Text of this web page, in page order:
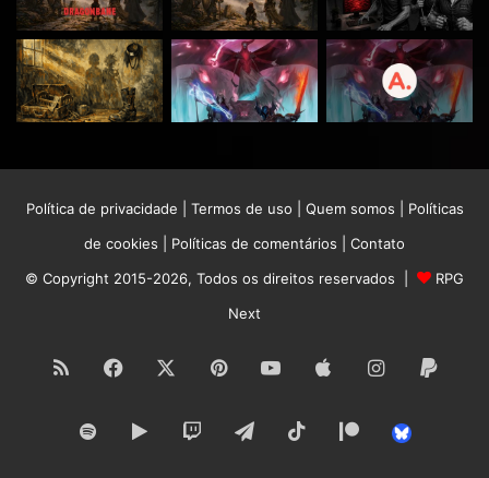
Política de privacidade Termos de uso Quem somos
Políticas
de cookies
Políticas de comentários
Contato
© Copyright 2015-2026, Todos os direitos reservados |
RPG
Next
RSS Facebook PinterestYouTubeAppleInstagram
SpotifyGoogle TwitchTelegramTikTokPatreon